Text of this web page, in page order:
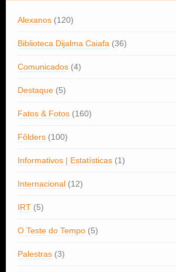
Alexanos (120)
Biblioteca Dijalma Caiafa (36)
Comunicados (4)
Destaque (5)
Fatos & Fotos (160)
Fôlders (100)
Informativos | Estatísticas (1)
Internacional (12)
IRT (5)
O Teste do Tempo (5)
Palestras (3)